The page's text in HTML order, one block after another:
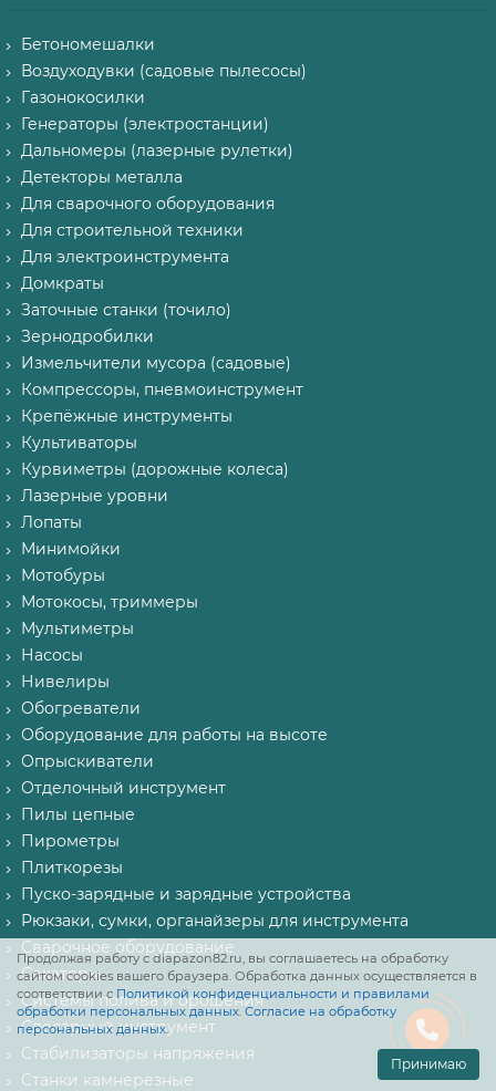
Продолжая работу с diapazon82.ru, вы соглашаетесь на обработку
сайтом cookies вашего браузера. Обработка данных осуществляется в
соответствии сПолитикой конфиденциальности и правилами
обработки персональных данных. Согласие на обработку
персональных данных.
Принимаю
Бетономешалки
Воздуходувки (садовые пылесосы)
Газонокосилки
Генераторы (электростанции)
Дальномеры (лазерные рулетки)
Детекторы металла
Для сварочного оборудования
Для строительной техники
Для электроинструмента
Домкраты
Заточные станки (точило)
Зернодробилки
Измельчители мусора (садовые)
Компрессоры, пневмоинструмент
Крепёжные инструменты
Культиваторы
Курвиметры (дорожные колеса)
Лазерные уровни
Лопаты
Минимойки
Мотобуры
Мотокосы, триммеры
Мультиметры
Насосы
Нивелиры
Обогреватели
Оборудование для работы на высоте
Опрыскиватели
Отделочный инструмент
Пилы цепные
Пирометры
Плиткорезы
Пуско-зарядные и зарядные устройства
Рюкзаки, сумки, органайзеры для инструмента
Сварочное оборудование
Секаторы
Системы полива и орошения
Слесарный инструмент
Стабилизаторы напряжения
Станки камнерезные